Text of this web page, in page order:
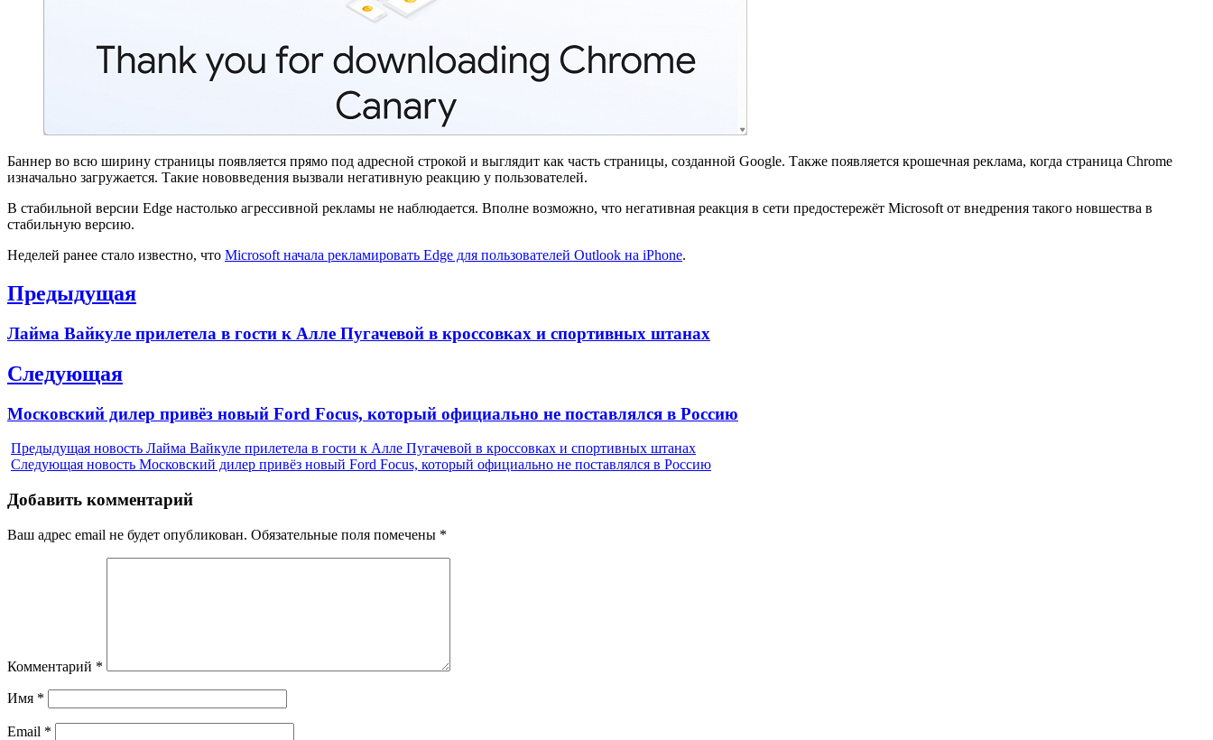
Баннер во всю ширину страницы появляется прямо под адресной строкой и выглядит как часть страницы, созданной Google. Также появляется крошечная реклама, когда страница Chrome
изначально загружается. Такие нововведения вызвали негативную реакцию у пользователей.
В стабильной версии Edge настолько агрессивной рекламы не наблюдается. Вполне возможно, что негативная реакция в сети предостережёт Microsoft от внедрения такого новшества в
стабильную версию.
Неделей ранее стало известно, что Microsoft начала рекламировать Edge для пользователей Outlook на iPhone.
Навигация
записям
Предыдущая
Previous
Лайма Вайкуле прилетела в гости к Алле Пугачевой в кроссовках и спортивных штанах
Следующая
Next
Московский дилер привёз новый Ford Focus, который официально не поставлялся в Россию
Предыдущая новость Лайма Вайкуле прилетела в гости к Алле Пугачевой в кроссовках и спортивных штанах
Следующая новость Московский дилер привёз новый Ford Focus, который официально не поставлялся в Россию
Добавить комментарий
Ваш адрес email не будет опубликован. Обязательные поля помечены *
Комментарий *
Имя *
Email *